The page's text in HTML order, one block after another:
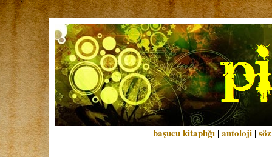
başucu kitaplığı |antoloji |